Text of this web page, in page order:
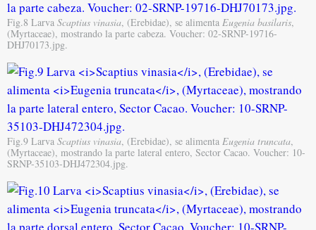
Fig.8 Larva Scaptius vinasia, (Erebidae), se alimenta Eugenia basilaris,
(Myrtaceae), mostrando la parte cabeza. Voucher: 02-SRNP-19716-
DHJ70173.jpg.
Fig.9 Larva Scaptius vinasia, (Erebidae), se alimenta Eugenia truncata,
(Myrtaceae), mostrando la parte lateral entero, Sector Cacao. Voucher: 10-
SRNP-35103-DHJ472304.jpg.